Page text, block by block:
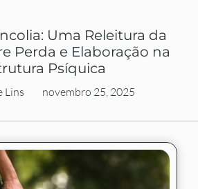
Uma Releitura da
Perda e Elaboração na
Psíquica
Lins novembro 25, 2025